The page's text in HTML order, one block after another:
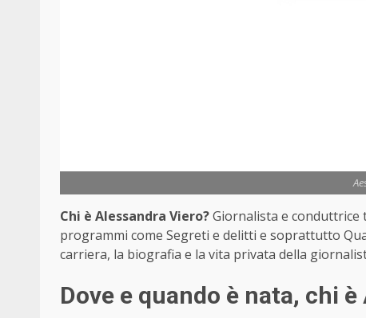
Chi è Alessandra Viero?Giornalista e conduttrice
programmi come Segreti e delitti e soprattutto
carriera, la biografia e la vita privata della
Dove e quando è nata, chi